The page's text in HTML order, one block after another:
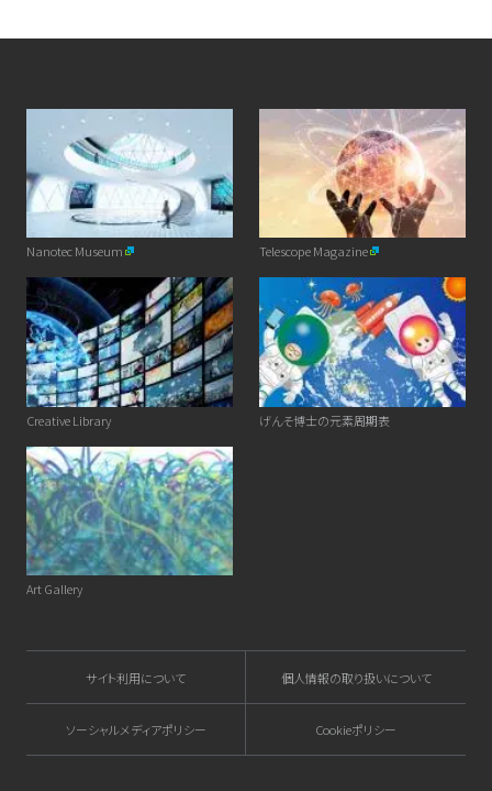
Nanotec Museum Telescope Magazine
Creative Library げんそ博士の元素周期表
Art Gallery
サイト利用について 個人情報の取り扱いについて
ソーシャルメディアポリシー Cookieポリシー